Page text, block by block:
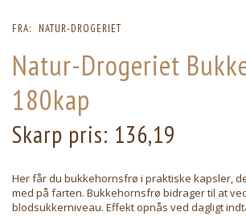
FRA: NATUR-DROGERIET
Natur-Drogeriet
180kap
Skarp pris: 136,19
Her får du bukkehornsfrø i praktiske kapsler,
med på farten. Bukkehornsfrø bidrager til at
blodsukkerniveau. Effekt opnås ved dagligt